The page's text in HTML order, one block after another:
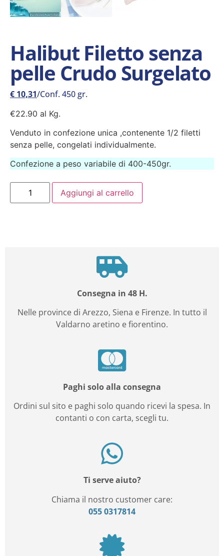
Halibut Filetto senza
pelle Crudo Surgelato
€ 10,31/Conf. 450 gr.
€22.90 al Kg.
Venduto in confezione unica ,contenente 1/2 filetti
senza pelle, congelati individualmente.
Confezione a peso variabile di 400-450gr.
Aggiungi al carrello
Consegna in 48 H.
Nelle province di Arezzo, Siena e Firenze. In tutto il
Valdarno aretino e fiorentino.
Paghi solo alla consegna
Ordini sul sito e paghi solo quando ricevi la spesa. In
contanti o con carta, scegli tu.
Ti serve aiuto?
Chiama il nostro customer care:
055 0317814